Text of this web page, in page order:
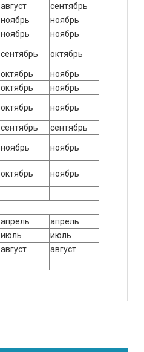
август
сентябрь
ноябрь
ноябрь
ноябрь ноябрь
сентябрь октябрь
октябрь
ноябрь
октябрь ноябрь
октябрь ноябрь
сентябрь сентябрь
ноябрь ноябрь
октябрь ноябрь
апрель
апрель
июль
июль
август
август